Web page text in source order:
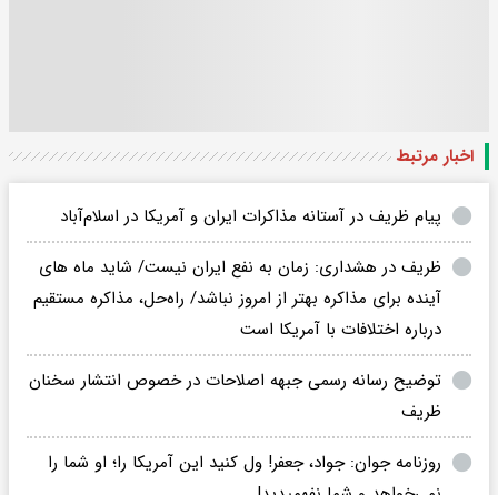
اخبار مرتبط
پیام ظریف در آستانه مذاکرات ایران و آمریکا در اسلام‌آباد
ظریف در هشداری: زمان به نفع ایران نیست/ شاید ماه های
آینده برای مذاکره بهتر از امروز نباشد/ راه‌حل، مذاکره مستقیم
درباره اختلافات با آمریکا است
توضیح رسانه رسمی جبهه اصلاحات در خصوص انتشار سخنان
ظریف
روزنامه جوان: جواد، جعفر! ول کنید این آمریکا را؛ او شما را